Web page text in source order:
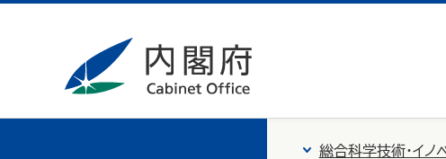
総合科学技術・イノ